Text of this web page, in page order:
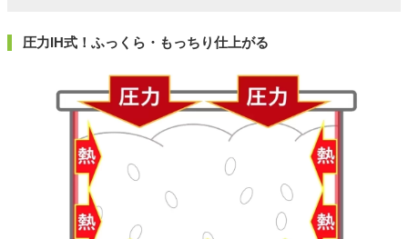
圧力IH式！ふっくら・もっちり仕上がる